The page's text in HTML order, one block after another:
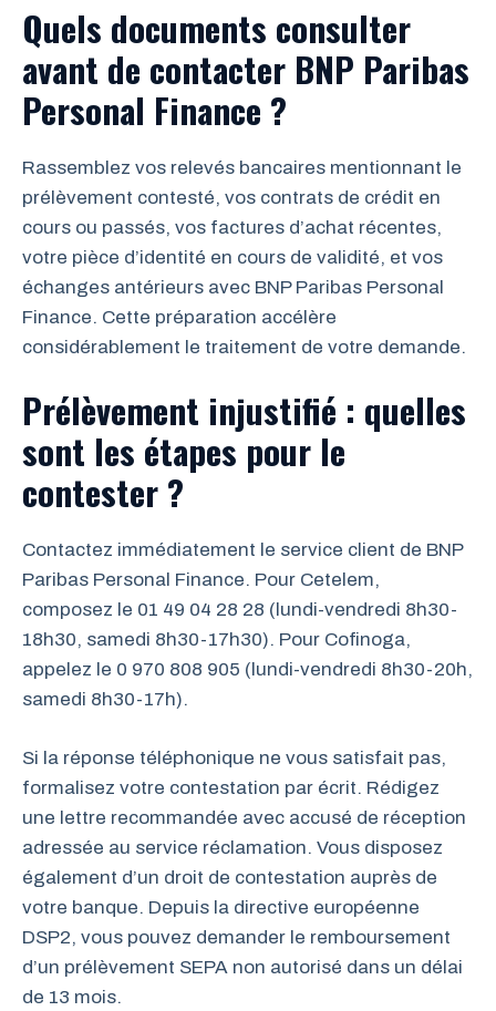
Quels documents consulter
avant de contacter BNP Paribas
Personal Finance ?
Rassemblez vos relevés bancaires mentionnant le
prélèvement contesté, vos contrats de crédit en
cours ou passés, vos factures d’achat récentes,
votre pièce d’identité en cours de validité, et vos
échanges antérieurs avec BNP Paribas Personal
Finance. Cette préparation accélère
considérablement le traitement de votre demande.
Prélèvement injustifié : quelles
sont les étapes pour le
contester ?
Contactez immédiatement le service client de BNP
Paribas Personal Finance. Pour Cetelem,
composez le 01 49 04 28 28 (lundi-vendredi 8h30-
18h30, samedi 8h30-17h30). Pour Cofinoga,
appelez le 0 970 808 905 (lundi-vendredi 8h30-20h,
samedi 8h30-17h).
Si la réponse téléphonique ne vous satisfait pas,
formalisez votre contestation par écrit. Rédigez
une lettre recommandée avec accusé de réception
adressée au service réclamation. Vous disposez
également d’un droit de contestation auprès de
votre banque. Depuis la directive européenne
DSP2, vous pouvez demander le remboursement
d’un prélèvement SEPA non autorisé dans un délai
de 13 mois.